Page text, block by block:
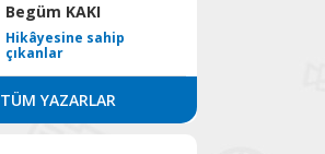
Begüm KAKI
Hikâyesine sahip
çıkanlar
TÜM YAZARLAR